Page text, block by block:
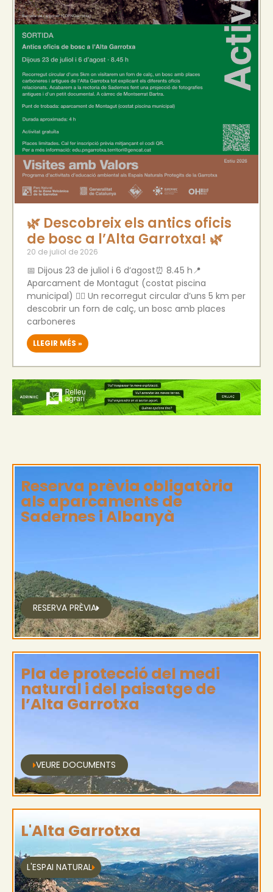
🌿 Descobreix els antics oficis
de bosc a l’Alta Garrotxa! 🌿
20 de juliol de 2026
📅 Dijous 23 de juliol i 6 d’agost⏰ 8.45 h📍
Aparcament de Montagut (costat piscina
municipal) 🚶‍♀️ Un recorregut circular d’uns 5 km per
descobrir un forn de calç, un bosc amb places
carboneres
LLEGIR MÉS »
Reserva prèvia obligatòria
als aparcaments de
Sadernes i Albanyà
RESERVA PRÈVIA
Pla de protecció del medi
natural i del paisatge de
l’Alta Garrotxa
VEURE DOCUMENTS
L'Alta Garrotxa
L'ESPAI NATURAL